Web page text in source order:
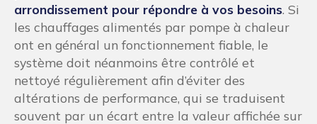
arrondissement pour répondre à vos besoins. Si
les chauffages alimentés par pompe à chaleur
ont en général un fonctionnement fiable, le
système doit néanmoins être contrôlé et
nettoyé régulièrement afin d’éviter des
altérations de performance, qui se traduisent
souvent par un écart entre la valeur affichée sur